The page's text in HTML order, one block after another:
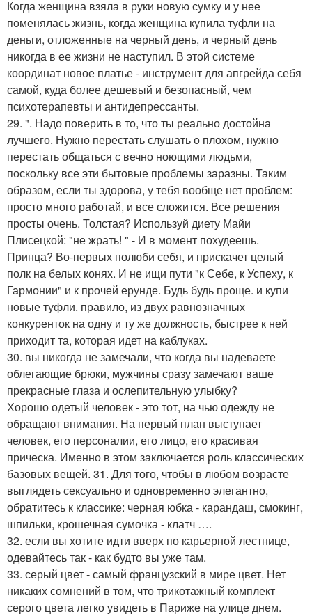
Когда женщина взяла в руки новую сумку и у нее
поменялась жизнь, когда женщина купила туфли на
деньги, отложенные на черный день, и черный день
никогда в ее жизни не наступил. В этой системе
координат новое платье - инструмент для апгрейда себя
самой, куда более дешевый и безопасный, чем
психотерапевты и антидепрессанты.
29. ". Надо поверить в то, что ты реально достойна
лучшего. Нужно перестать слушать о плохом, нужно
перестать общаться с вечно ноющими людьми,
поскольку все эти бытовые проблемы заразны. Таким
образом, если ты здорова, у тебя вообще нет проблем:
просто много работай, и все сложится. Все решения
просты очень. Толстая? Используй диету Майи
Плисецкой: "не жрать! " - И в момент похудеешь.
Принца? Во-первых полюби себя, и прискачет целый
полк на белых конях. И не ищи пути "к Себе, к Успеху, к
Гармонии" и к прочей ерунде. Будь будь проще. и купи
новые туфли. правило, из двух равнозначных
конкуренток на одну и ту же должность, быстрее к ней
приходит та, которая идет на каблуках.
30. вы никогда не замечали, что когда вы надеваете
облегающие брюки, мужчины сразу замечают ваше
прекрасные глаза и ослепительную улыбку?
Хорошо одетый человек - это тот, на чью одежду не
обращают внимания. На первый план выступает
человек, его персоналии, его лицо, его красивая
прическа. Именно в этом заключается роль классических
базовых вещей. 31. Для того, чтобы в любом возрасте
выглядеть сексуально и одновременно элегантно,
обратитесь к классике: черная юбка - карандаш, смокинг,
шпильки, крошечная сумочка - клатч ….
32. если вы хотите идти вверх по карьерной лестнице,
одевайтесь так - как будто вы уже там.
33. серый цвет - самый французский в мире цвет. Нет
никаких сомнений в том, что трикотажный комплект
серого цвета легко увидеть в Париже на улице днем.